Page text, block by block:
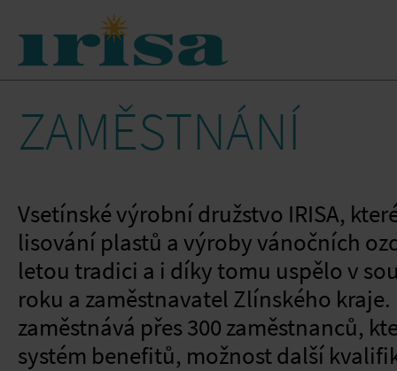
ZAMĚSTNÁNÍ
Vsetínské výrobní družstvo IRISA,
lisování plastů a výroby vánočních
letou tradici a i díky tomu uspělo v
roku a zaměstnavatel Zlínského
zaměstnává přes 300 zaměstnanců,
systém benefitů, možnost další